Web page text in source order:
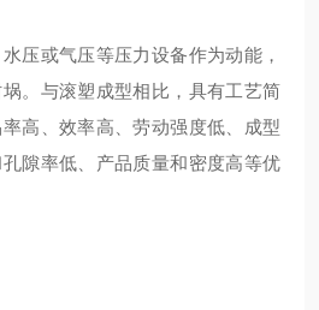
压或气压等压力设备作为动能，
。与滚塑成型相比，具有工艺简
高、效率高、劳动强度低、成型
隙率低、产品质量和密度高等优